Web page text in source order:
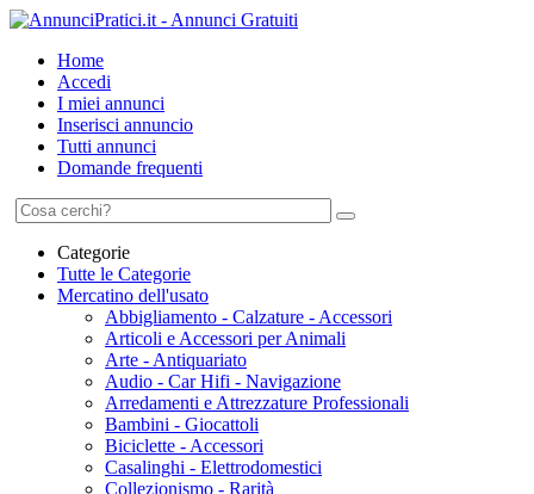
Home
Accedi
I miei annunci
Inserisci annuncio
Tutti annunci
Domande frequenti
Categorie
Tutte le Categorie
Mercatino dell'usato
Abbigliamento - Calzature - Accessori
Articoli e Accessori per Animali
Arte - Antiquariato
Audio - Car Hifi - Navigazione
Arredamenti e Attrezzature Professionali
Bambini - Giocattoli
Biciclette - Accessori
Casalinghi - Elettrodomestici
Collezionismo - Rarità